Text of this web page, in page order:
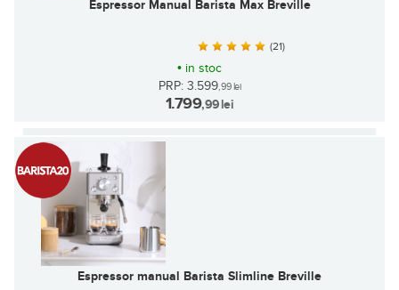
Espressor Manual Barista Max Breville
(21)
• in stoc
PRP: 3.599,99lei
1.799,99 lei
Espressor manual Barista Slimline Breville